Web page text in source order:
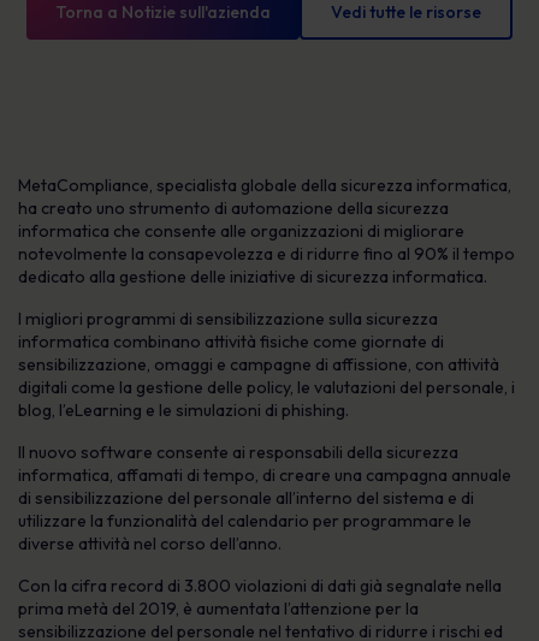
Torna a Notizie sull'azienda Vedi tutte le risorse
MetaCompliance, specialista globale della sicurezza informatica,
ha creato uno strumento di automazione della sicurezza
informatica che consente alle organizzazioni di migliorare
notevolmente la consapevolezza e di ridurre fino al 90% il tempo
dedicato alla gestione delle iniziative di sicurezza informatica.
I migliori programmi di sensibilizzazione sulla sicurezza
informatica combinano attività fisiche come giornate di
sensibilizzazione, omaggi e campagne di affissione, con attività
digitali come la gestione delle policy, le valutazioni del personale, i
blog, l’eLearning e le simulazioni di phishing.
Il nuovo software consente ai responsabili della sicurezza
informatica, affamati di tempo, di creare una campagna annuale
di sensibilizzazione del personale all’interno del sistema e di
utilizzare la funzionalità del calendario per programmare le
diverse attività nel corso dell’anno.
Con la cifra record di 3.800 violazioni di dati già segnalate nella
prima metà del 2019, è aumentata l’attenzione per la
sensibilizzazione del personale nel tentativo di ridurre i rischi ed